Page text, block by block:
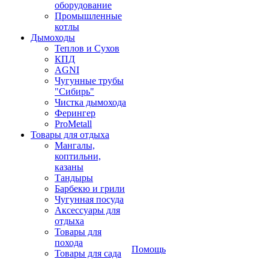
оборудование
Промышленные
котлы
Дымоходы
Теплов и Сухов
КПД
AGNI
Чугунные трубы
"Сибирь"
Чистка дымохода
Ферингер
ProMetall
Товары для отдыха
Мангалы,
коптильни,
казаны
Тандыры
Барбекю и грили
Чугунная посуда
Аксессуары для
отдыха
Товары для
похода
Товары для сада
Помощь